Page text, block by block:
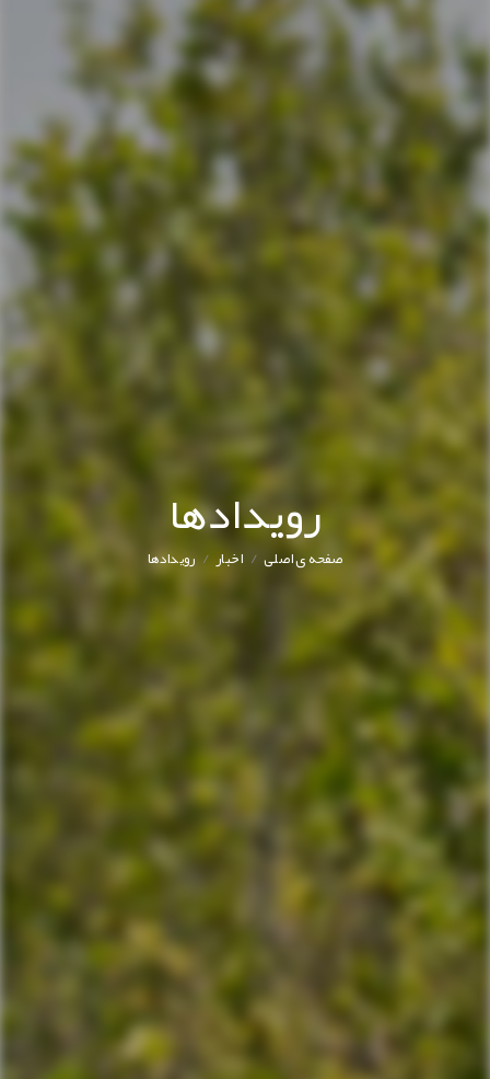
رویدادها
صفحه ی اصلی/ اخبار/ رویدادها